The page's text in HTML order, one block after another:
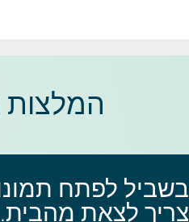
המלצות
בשביל לפתח
צריך לצאת